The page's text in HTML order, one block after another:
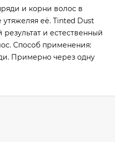
и корни волос в
её. Tinted Dust
и естественный
Способ применения:
Примерно через одну